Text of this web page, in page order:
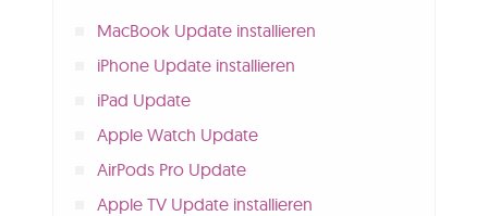
MacBook Update installieren
iPhone Update installieren
iPad Update
Apple Watch Update
AirPods Pro Update
Apple TV Update installieren